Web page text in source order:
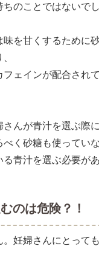
のことではないでし
を甘くするために
ェインが配合され
んが青汁を選ぶ際に
べく砂糖も使ってい
青汁を選ぶ必要があ
のは危険？！
。妊婦さんにとって